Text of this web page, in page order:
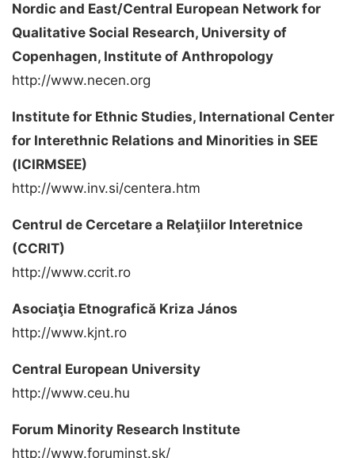
Nordic and East/Central European Network for
Qualitative Social Research, University of
Copenhagen, Institute of Anthropology
http://www.necen.org
Institute for Ethnic Studies, International Center
for Interethnic Relations and Minorities in SEE
(ICIRMSEE)
http://www.inv.si/centera.htm
Centrul de Cercetare a Relaţiilor Interetnice
(CCRIT)
http://www.ccrit.ro
Asociaţia Etnografică Kriza János
http://www.kjnt.ro
Central European University
http://www.ceu.hu
Forum Minority Research Institute
http://www.foruminst.sk/